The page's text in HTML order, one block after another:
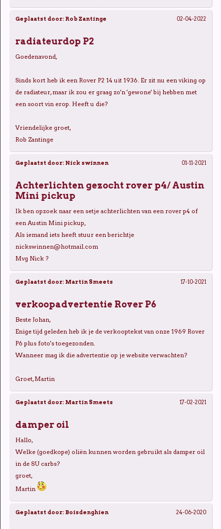
02-04-2022
Geplaatst door: Rob Zantinge
radiateurdop P2
Goedenavond,
Sinds kort heb ik een Rover P2 14 uit 1936. Er zit nu een viking op
de radiateur, maar ik zou er graag zo'n 'gewone' bij hebben met
een soort vin erop. Heeft u die?
Vriendelijke groet,
Rob Zantinge
01-11-2021
Geplaatst door: Nick swinnen
Achterlichten gezocht rover p4/ Austin
Mini pickup
Ik ben opzoek naar een setje achterlichten van een rover p4 of
een Austin Mini pickup,
Als iemand iets heeft stuur een berichtje
nickswinnen@hotmail.com
Mvg Nick ?
17-10-2021
Geplaatst door: Martin Smeets
verkoopadvertentie Rover P6
Beste Johan,
Enige tijd geleden heb ik je de verkooptekst van onze 1969 Rover
P6 plus foto's toegezonden.
Wanneer mag ik die advertentie op je website verwachten?
Groet, Martin
17-02-2021
Geplaatst door: Martin Smeets
damper oil
Hallo,
Welke (goedkope) oliën kunnen worden gebruikt als damper oil
in de SU carbs?
groet,
Martin
24-06-2020
Geplaatst door: Boisdenghien